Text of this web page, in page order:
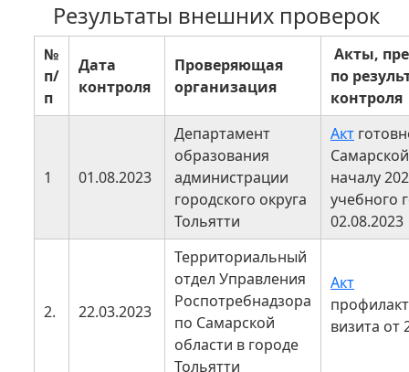
Результаты внешних проверок
№
п/
п
Дата
контроля
Проверяющая
организация
Акты,
по
контроля
1 01.08.2023
Департамент
образования
администрации
городского округа
Тольятти
Акт
началу
учебного
02.08.2023
2. 22.03.2023
Территориальный
отдел Управления
Роспотребнадзора
по Самарской
области в городе
Тольятти
Акт
визита от